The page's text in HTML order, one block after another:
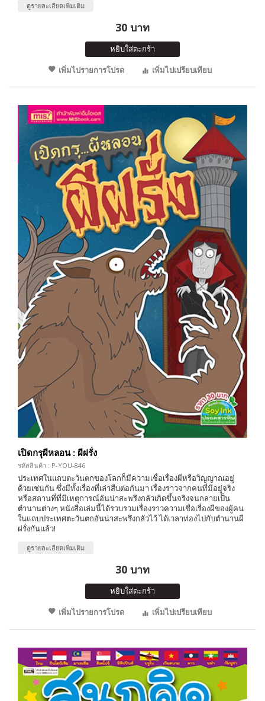
ดูรายละเอียดเพิ่มเติม
30 บาท
หยิบใส่ตะกร้า
เพิ่มไปรายการโปรด
เพิ่มไปเปรียบเทียบ
เปิดกรุผีหลอน : ผีฝรั่ง
รหัสสินค้า : P-YOU-846
ประเทศในแถบตะวันตกของโลกก็มีความเชื่อเรื่องผีหรือวิญญาณอยู่
ด้วยเช่นกัน ซึ่งมีทั้งเรื่องที่เล่าสืบต่อกันมา เรื่องราวจากคนที่มีอยู่จริง
หรือสถานที่ที่มีเหตุการณ์อันน่าสะพรึงกลัวเกิดขึ้นจริงจนกลายเป็น
ตำนานต่างๆ หนังสือเล่มนี้ได้รวบรวมเรื่องราวความเชื่อเรื่องผีของผู้คน
ในแถบประเทศตะวันตกอันน่าสะพรึงกลัวไว้ ได้เวลาท่องไปกับตำนานผี
ฝรั่งกันแล้ว!
ดูรายละเอียดเพิ่มเติม
30 บาท
หยิบใส่ตะกร้า
เพิ่มไปรายการโปรด
เพิ่มไปเปรียบเทียบ